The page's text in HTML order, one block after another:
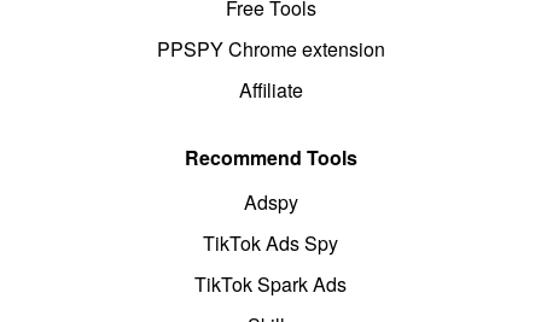
Free Tools
PPSPY Chrome extension
Affiliate
Recommend Tools
Adspy
TikTok Ads Spy
TikTok Spark Ads